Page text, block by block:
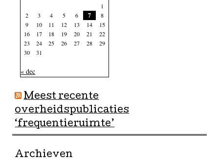
1
2
3 4 5 6 7
8
9
10 11 12 13 14
15
16
17 18 19 20 21
22
23
24 25 26 27 28
29
30
31
« dec
Meest recente
overheidspublicaties
‘frequentieruimte’
Archieven